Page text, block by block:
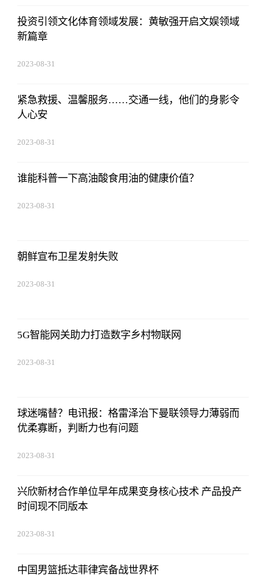
投资引领文化体育领域发展：黄敏强开启文娱领域
新篇章
2023-08-31
紧急救援、温馨服务……交通一线，他们的身影令
人心安
2023-08-31
谁能科普一下高油酸食用油的健康价值？
2023-08-31
朝鲜宣布卫星发射失败
2023-08-31
5G智能网关助力打造数字乡村物联网
2023-08-31
球迷嘴替？电讯报：格雷泽治下曼联领导力薄弱而
优柔寡断，判断力也有问题
2023-08-31
兴欣新材合作单位早年成果变身核心技术 产品投产
时间现不同版本
2023-08-31
中国男篮抵达菲律宾备战世界杯